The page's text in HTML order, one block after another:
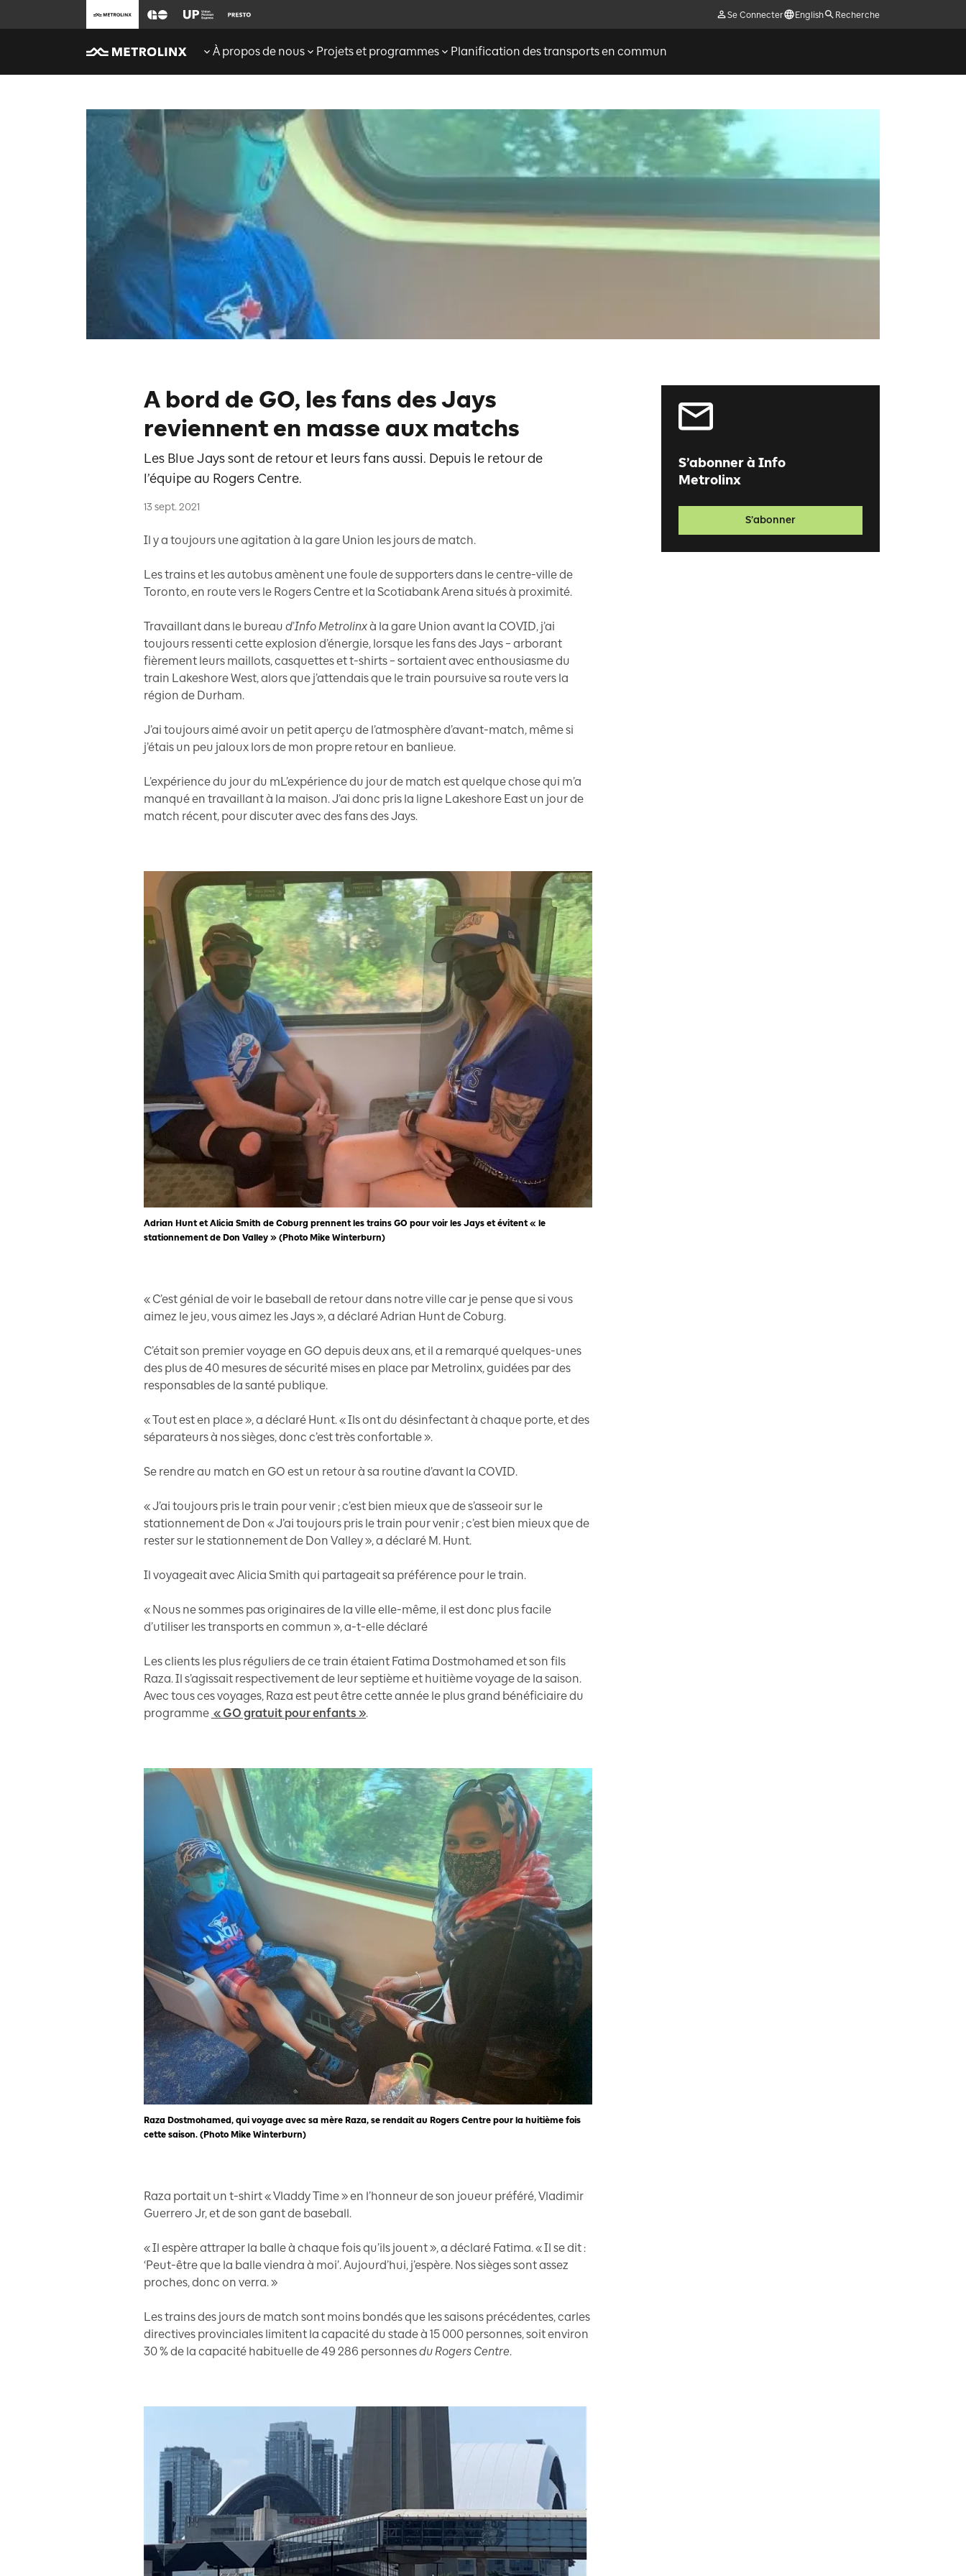
Se Connecter English Recherche
À propos de nous Projets et programmes Planification des transports en commun
A bord de GO, les fans des Jays
reviennent en masse aux matchs
Les Blue Jays sont de retour et leurs fans aussi. Depuis le retour de
l’équipe au Rogers Centre.
13 sept. 2021
Il y a toujours une agitation à la gare Union les jours de match.
Les trains et les autobus amènent une foule de supporters dans le centre-ville de
Toronto, en route vers le Rogers Centre et la Scotiabank Arena situés à proximité.
Travaillant dans le bureau d’Info Metrolinxà la gare Union avant la COVID, j’ai
toujours ressenti cette explosion d’énergie, lorsque les fans des Jays – arborant
fièrement leurs maillots, casquettes et t-shirts – sortaient avec enthousiasme du
train Lakeshore West, alors que j’attendais que le train poursuive sa route vers la
région de Durham.
J’ai toujours aimé avoir un petit aperçu de l’atmosphère d’avant-match, même si
j’étais un peu jaloux lors de mon propre retour en banlieue.
L’expérience du jour du mL’expérience du jour de match est quelque chose qui m’a
manqué en travaillant à la maison. J’ai donc pris la ligne Lakeshore East un jour de
match récent, pour discuter avec des fans des Jays.
Adrian Hunt et Alicia Smith de Coburg prennent les trains GO pour voir les Jays et évitent « le
stationnement de Don Valley » (Photo Mike Winterburn)
« C’est génial de voir le baseball de retour dans notre ville car je pense que si vous
aimez le jeu, vous aimez les Jays », a déclaré Adrian Hunt de Coburg.
C’était son premier voyage en GO depuis deux ans, et il a remarqué quelques-unes
des plus de 40 mesures de sécurité mises en place par Metrolinx, guidées par des
responsables de la santé publique.
« Tout est en place », a déclaré Hunt. « Ils ont du désinfectant à chaque porte, et des
séparateurs à nos sièges, donc c’est très confortable ».
Se rendre au match en GO est un retour à sa routine d’avant la COVID.
« J’ai toujours pris le train pour venir ; c’est bien mieux que de s’asseoir sur le
stationnement de Don « J’ai toujours pris le train pour venir ; c’est bien mieux que de
rester sur le stationnement de Don Valley », a déclaré M. Hunt.
Il voyageait avec Alicia Smith qui partageait sa préférence pour le train.
« Nous ne sommes pas originaires de la ville elle-même, il est donc plus facile
d’utiliser les transports en commun », a-t-elle déclaré
Les clients les plus réguliers de ce train étaient Fatima Dostmohamed et son fils
Raza. Il s’agissait respectivement de leur septième et huitième voyage de la saison.
Avec tous ces voyages, Raza est peut être cette année le plus grand bénéficiaire du
programme « GO gratuit pour enfants ».
Raza Dostmohamed, qui voyage avec sa mère Raza, se rendait au Rogers Centre pour la huitième fois
cette saison. (Photo Mike Winterburn)
Raza portait un t-shirt « Vladdy Time » en l’honneur de son joueur préféré, Vladimir
Guerrero Jr, et de son gant de baseball.
« Il espère attraper la balle à chaque fois qu’ils jouent », a déclaré Fatima. « Il se dit :
‘Peut-être que la balle viendra à moi’. Aujourd’hui, j’espère. Nos sièges sont assez
proches, donc on verra. »
Les trains des jours de match sont moins bondés que les saisons précédentes, carles
directives provinciales limitent la capacité du stade à 15 000 personnes, soit environ
30 % de la capacité habituelle de 49 286 personnesdu Rogers Centre.
S’abonner à Info
Metrolinx
S’abonner